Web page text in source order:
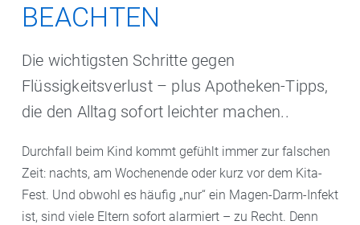
BEACHTEN
Die wichtigsten Schritte gegen
Flüssigkeitsverlust – plus Apotheken-Tipps,
die den Alltag sofort leichter machen..
Durchfall beim Kind kommt gefühlt immer zur falschen
Zeit: nachts, am Wochenende oder kurz vor dem Kita-
Fest. Und obwohl es häufig „nur“ ein Magen-Darm-Infekt
ist, sind viele Eltern sofort alarmiert – zu Recht. Denn